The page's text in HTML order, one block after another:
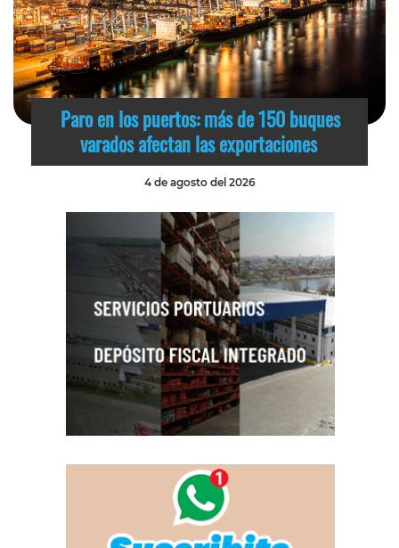
Paro en los puertos: más de 150 buques
varados afectan las exportaciones
4 de agosto del 2026